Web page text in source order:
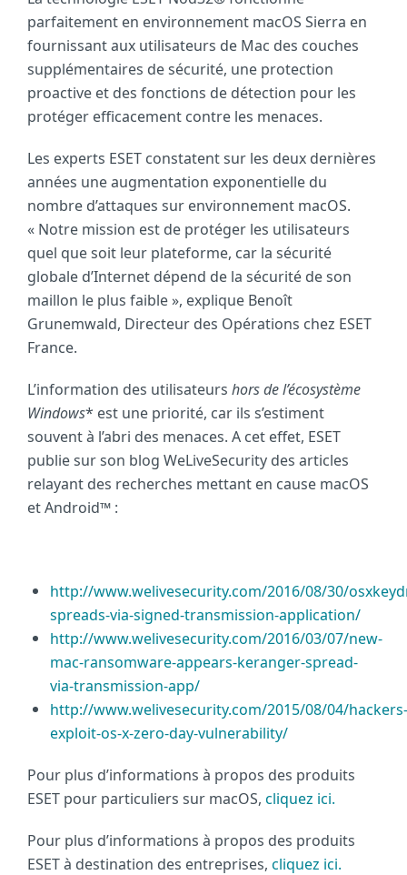
parfaitement en environnement macOS Sierra en
fournissant aux utilisateurs de Mac des couches
supplémentaires de sécurité, une protection
proactive et des fonctions de détection pour les
protéger efficacement contre les menaces.
Les experts ESET constatent sur les deux dernières
années une augmentation exponentielle du
nombre d’attaques sur environnement macOS.
« Notre mission est de protéger les utilisateurs
quel que soit leur plateforme, car la sécurité
globale d’Internet dépend de la sécurité de son
maillon le plus faible », explique Benoît
Grunemwald, Directeur des Opérations chez ESET
France.
L’information des utilisateurs hors de l’écosystème
Windows* est une priorité, car ils s’estiment
souvent à l’abri des menaces. A cet effet, ESET
publie sur son blog WeLiveSecurity des articles
relayant des recherches mettant en cause macOS
et Android™ :
http://www.welivesecurity.com/2016/08/30/
spreads-via-signed-transmission-application/
http://www.welivesecurity.com/2016/03/07/new-
mac-ransomware-appears-keranger-spread-
via-transmission-app/
http://www.welivesecurity.com/2015/08/04/hackers-
exploit-os-x-zero-day-vulnerability/
Pour plus d’informations à propos des produits
ESET pour particuliers sur macOS, cliquez ici.
Pour plus d’informations à propos des produits
ESET à destination des entreprises, cliquez ici.